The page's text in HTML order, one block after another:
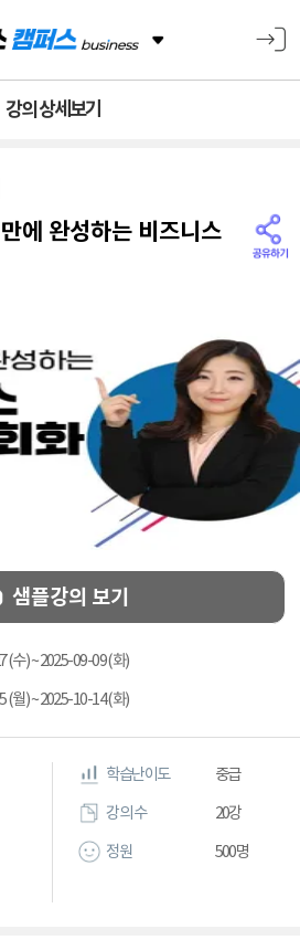
강의 상세보기
에 완성하는 비즈니스
샘플강의 보기
(수) ~ 2025-09-09 (화)
(월) ~ 2025-10-14 (화)
학습난이도 중급
강의 수 20강
정원 500명